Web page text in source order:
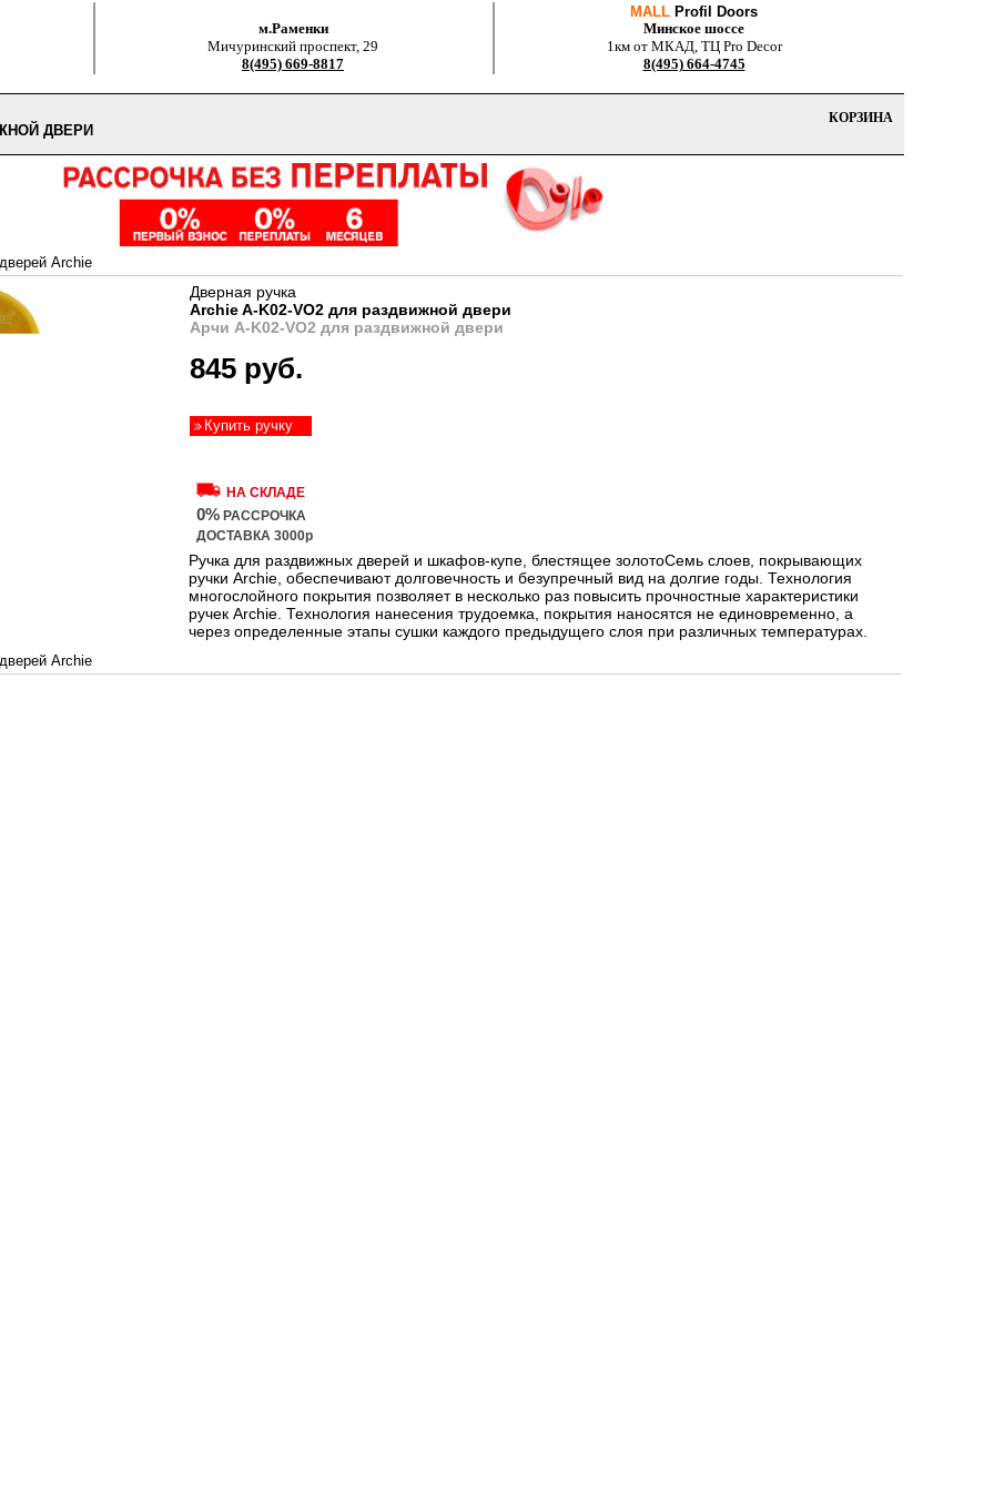
м.Раменки
Мичуринский проспект, 29
8(495) 669-8817
MALL Profil Doors
Минское шоссе
1км от МКАД, ТЦ Pro Decor
8(495) 664-4745
КОРЗИНА
ДВЕРИ
Archie
Дверная ручка
Archie A-K02-VO2 для раздвижной двери
Арчи A-K02-VO2 для раздвижной двери
845 руб.
Купить ручку
НА СКЛАДЕ
0% РАССРОЧКА
ДОСТАВКА 3000р
Ручка для раздвижных дверей и шкафов-купе, блестящее золотоСемь слоев, покрывающих
ручки Archie, обеспечивают долговечность и безупречный вид на долгие годы. Технология
многослойного покрытия позволяет в несколько раз повысить прочностные характеристики
ручек Archie. Технология нанесения трудоемка, покрытия наносятся не единовременно, а
через определенные этапы сушки каждого предыдущего слоя при различных температурах.
Archie